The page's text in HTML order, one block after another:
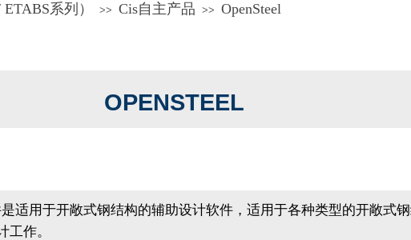
系列） >> Cis自主产品 >> OpenSteel
OPENSTEEL
适用于开敞式钢结构的辅助设计软件，适用于各种类型的开敞式
工作。